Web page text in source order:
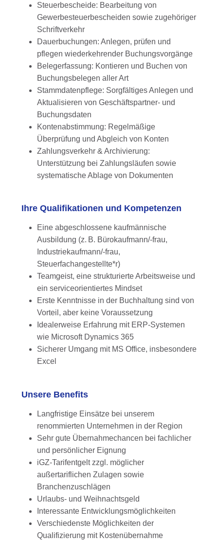
Steuerbescheide: Bearbeitung von
Gewerbesteuerbescheiden sowie zugehöriger
Schriftverkehr
Dauerbuchungen: Anlegen, prüfen und
pflegen wiederkehrender Buchungsvorgänge
Belegerfassung: Kontieren und Buchen von
Buchungsbelegen aller Art
Stammdatenpflege: Sorgfältiges Anlegen und
Aktualisieren von Geschäftspartner- und
Buchungsdaten
Kontenabstimmung: Regelmäßige
Überprüfung und Abgleich von Konten
Zahlungsverkehr & Archivierung:
Unterstützung bei Zahlungsläufen sowie
systematische Ablage von Dokumenten
Ihre Qualifikationen und Kompetenzen
Eine abgeschlossene kaufmännische
Ausbildung (z. B. Bürokaufmann/-frau,
Industriekaufmann/-frau,
Steuerfachangestellte*r)
Teamgeist, eine strukturierte Arbeitsweise und
ein serviceorientiertes Mindset
Erste Kenntnisse in der Buchhaltung sind von
Vorteil, aber keine Voraussetzung
Idealerweise Erfahrung mit ERP-Systemen
wie Microsoft Dynamics 365
Sicherer Umgang mit MS Office, insbesondere
Excel
Unsere Benefits
Langfristige Einsätze bei unserem
renommierten Unternehmen in der Region
Sehr gute Übernahmechancen bei fachlicher
und persönlicher Eignung
iGZ-Tarifentgelt zzgl. möglicher
außertariflichen Zulagen sowie
Branchenzuschlägen
Urlaubs- und Weihnachtsgeld
Interessante Entwicklungsmöglichkeiten
Verschiedenste Möglichkeiten der
Qualifizierung mit Kostenübernahme